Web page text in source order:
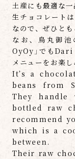
土産にも最適な一
生チョコレート
なので、ぜひと
なお、烏丸御池
OyOy」でもDari
メニューをお楽し
It’s a
beans from
They
bottled raw
recommend
which is a
between.
Their raw